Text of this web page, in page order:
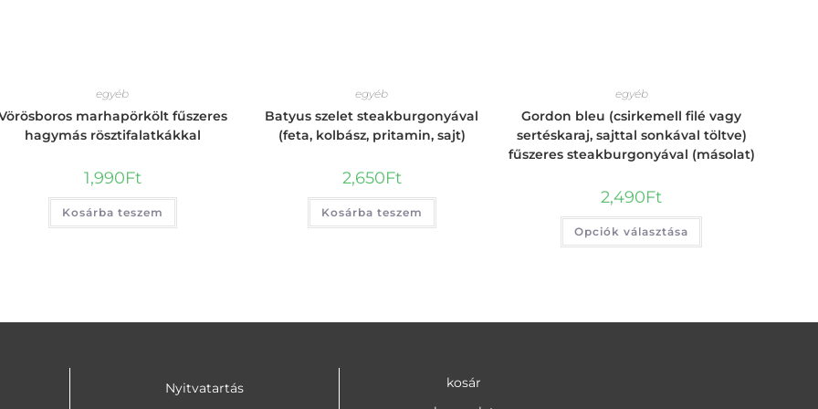
egyéb
marhapörkölt fűszeres
hagymás rösztifalatkákkal
1,990Ft
Kosárba teszem
egyéb
Batyus szelet steakburgonyával
(feta, kolbász, pritamin, sajt)
2,650Ft
Kosárba teszem
egyéb
Gordon bleu (csirkemell filé vagy
sertéskaraj, sajttal sonkával töltve)
fűszeres steakburgonyával (másolat)
2,490Ft
Opciók választása
Nyitvatartás
kosár